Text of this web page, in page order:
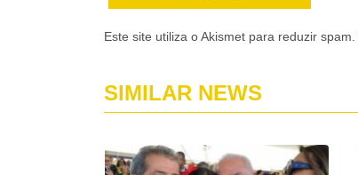
Este site utiliza o Akismet para reduzir spam.
SIMILAR NEWS